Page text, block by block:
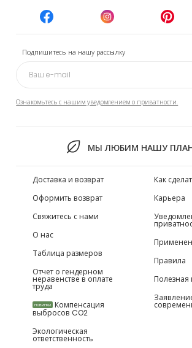
Подпишитесь на нашу рассылку
Ознакомьтесь с нашим уведомлением о приватности.
МЫ ЛЮБИМ НАШУ
Доставка и возврат
Оформить возврат
Свяжитесь с нами
О нас
Таблица размеров
Отчет о гендерном
неравенстве в оплате
труда
НОВИНКИ Компенсация
выбросов CO2
Экологическая
ответственность
Как
Карьера
Правила